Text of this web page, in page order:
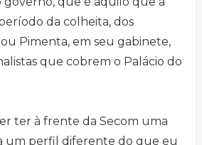
da colheita, dos
Pimenta, em seu gabinete,
que cobrem o Palácio do
ter à frente da Secom uma
um perfil diferente do que eu